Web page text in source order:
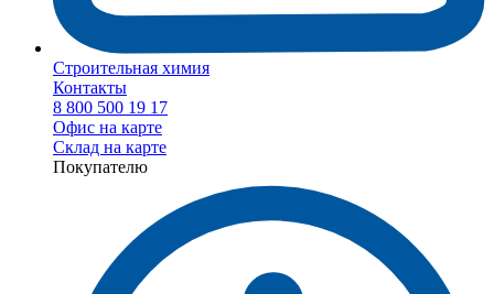
Строительная химия
Контакты
8 800 500 19 17
Офис на карте
Склад на карте
Покупателю